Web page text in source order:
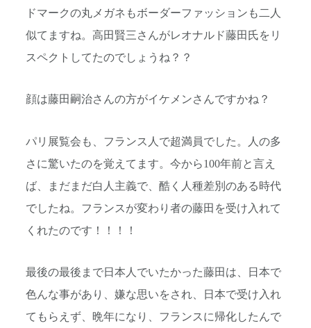
ドマークの丸メガネもボーダーファッションも二人
似てますね。高田賢三さんがレオナルド藤田氏をリ
スペクトしてたのでしょうね？？
顔は藤田嗣治さんの方がイケメンさんですかね？
パリ展覧会も、フランス人で超満員でした。人の多
さに驚いたのを覚えてます。今から100年前と言え
ば、まだまだ白人主義で、酷く人種差別のある時代
でしたね。フランスが変わり者の藤田を受け入れて
くれたのです！！！！
最後の最後まで日本人でいたかった藤田は、日本で
色んな事があり、嫌な思いをされ、日本で受け入れ
てもらえず、晩年になり、フランスに帰化したんで